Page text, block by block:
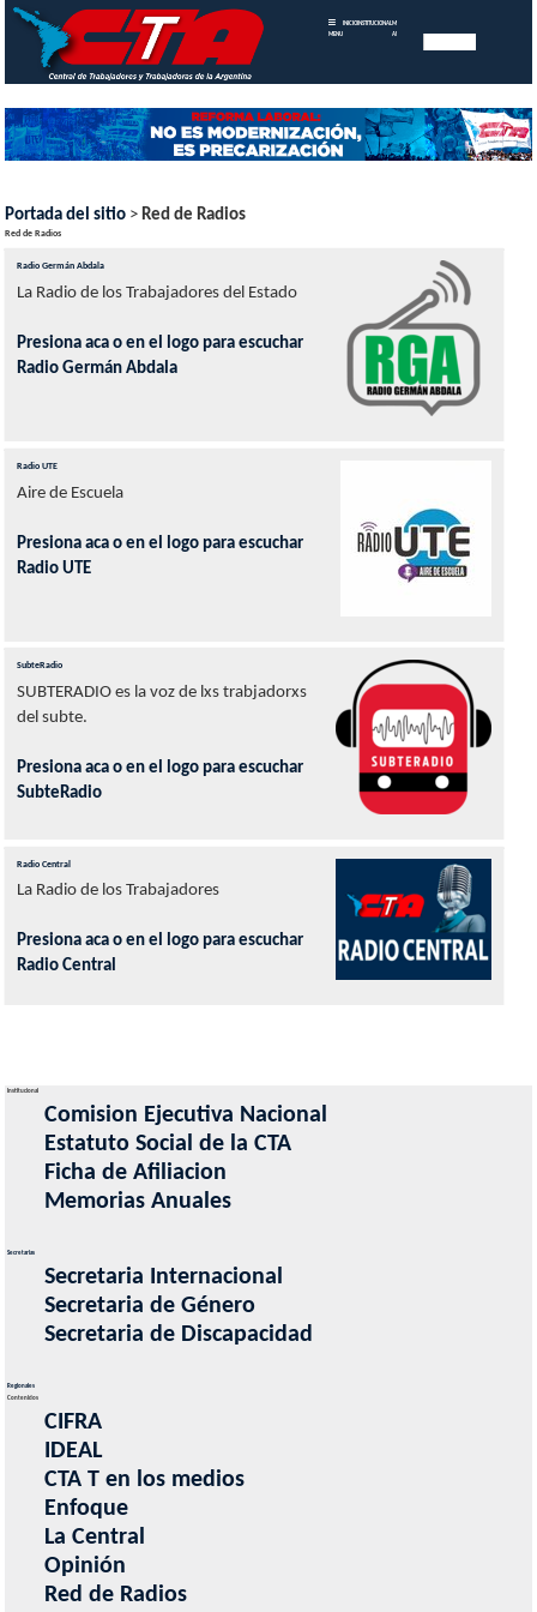
MENU
INICIOINSTITUCIONAL MEMORIAS
ANUALES
Portada del sitio > Red de Radios
Red de Radios
Radio Germán Abdala
La Radio de los Trabajadores del Estado
Presiona aca o en el logo para escuchar
Radio Germán Abdala
Radio UTE
Aire de Escuela
Presiona aca o en el logo para escuchar
Radio UTE
SubteRadio
SUBTERADIO es la voz de lxs trabjadorxs
del subte.
Presiona aca o en el logo para escuchar
SubteRadio
Radio Central
La Radio de los Trabajadores
Presiona aca o en el logo para escuchar
Radio Central
Institucional
Comision Ejecutiva Nacional
Estatuto Social de la CTA
Ficha de Afiliacion
Memorias Anuales
Secretarias
Secretaria Internacional
Secretaria de Género
Secretaria de Discapacidad
Regionales
Contenidos
CIFRA
IDEAL
CTA T en los medios
Enfoque
La Central
Opinión
Red de Radios